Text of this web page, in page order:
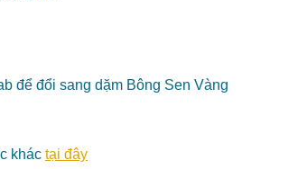
để đổi sang dặm Bông Sen Vàng
khác tại đây